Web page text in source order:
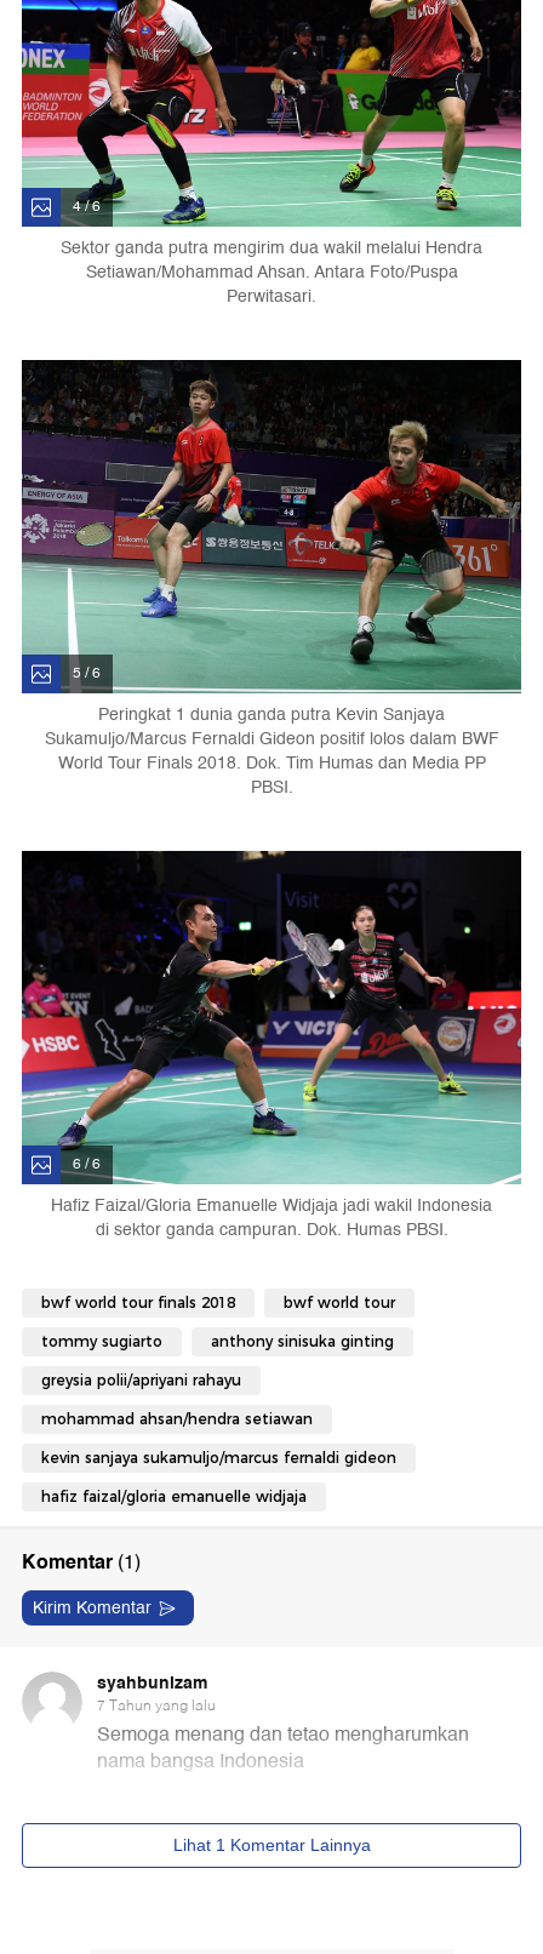
4 / 6
Sektor ganda putra mengirim dua wakil melalui Hendra
Setiawan/Mohammad Ahsan. Antara Foto/Puspa
Perwitasari.
5 / 6
Peringkat 1 dunia ganda putra Kevin Sanjaya
Sukamuljo/Marcus Fernaldi Gideon positif lolos dalam BWF
World Tour Finals 2018. Dok. Tim Humas dan Media PP
PBSI.
6 / 6
Hafiz Faizal/Gloria Emanuelle Widjaja jadi wakil Indonesia
di sektor ganda campuran. Dok. Humas PBSI.
bwf world tour finals 2018 bwf world tour
tommy sugiarto anthony sinisuka ginting
greysia polii/apriyani rahayu
mohammad ahsan/hendra setiawan
kevin sanjaya sukamuljo/marcus fernaldi gideon
hafiz faizal/gloria emanuelle widjaja